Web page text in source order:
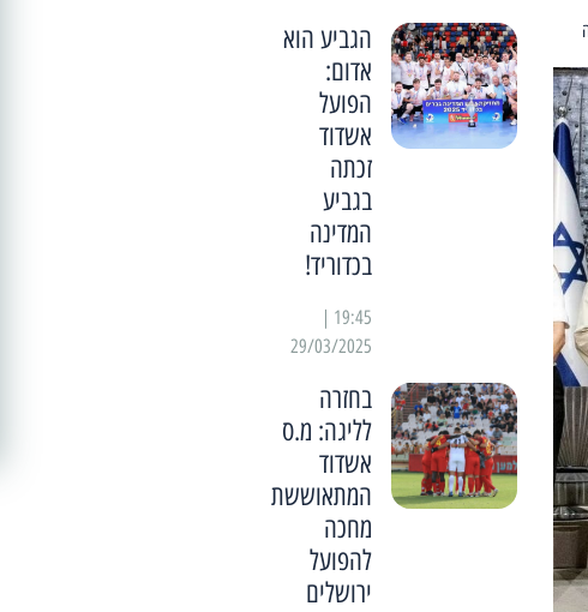
הגביע הוא
אדום:
הפועל
אשדוד
זכתה
בגביע
המדינה
בכדוריד!
29/03/2025
בחזרה
לליגה: מ.ס
אשדוד
המתאוששת
מחכה
להפועל
ירושלים